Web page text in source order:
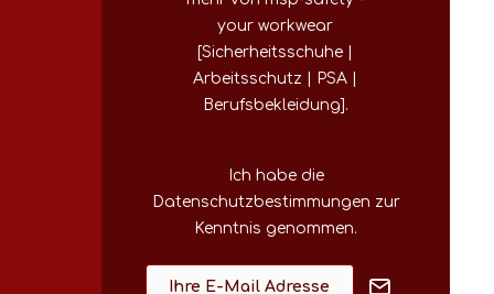
your workwear
[Sicherheitsschuhe |
Arbeitsschutz | PSA |
Berufsbekleidung].
Ich habe die
Datenschutzbestimmungen zur
Kenntnis genommen.